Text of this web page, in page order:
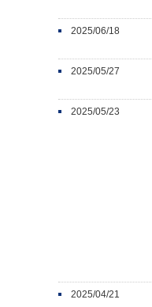
2025/06/18
2025/05/27
2025/05/23
2025/04/21